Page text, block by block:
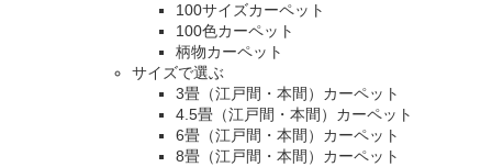
100サイズカーペット
100色カーペット
柄物カーペット
サイズで選ぶ
3畳（江戸間・本間）カーペット
4.5畳（江戸間・本間）カーペット
6畳（江戸間・本間）カーペット
8畳（江戸間・本間）カーペット